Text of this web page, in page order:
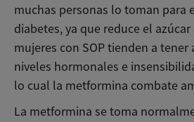
muchas personas lo toman para
diabetes, ya que reduce el azúcar
mujeres con SOP tienden a tener
niveles hormonales e
lo cual la metformina combate
La metformina se toma